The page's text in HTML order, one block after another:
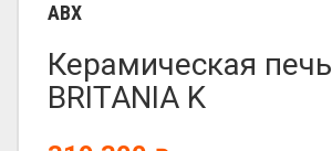
ABX
Керамическая печь
BRITANIA K